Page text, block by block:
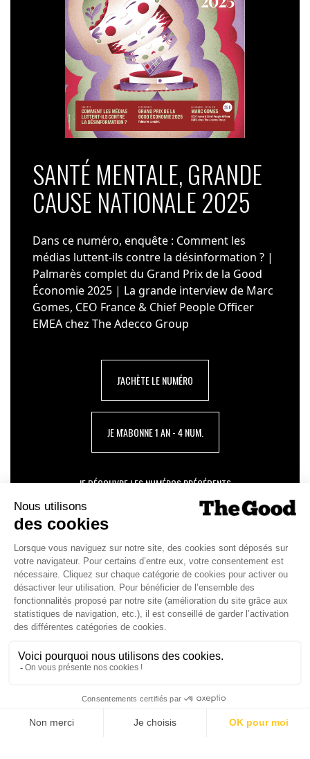
SANTÉ MENTALE, GRANDE
CAUSE NATIONALE 2025
Dans ce numéro, enquête : Comment les
médias luttent-ils contre la désinformation ? |
Palmarès complet du Grand Prix de la Good
Économie 2025 | La grande interview de Marc
Gomes, CEO France & Chief People Officer
EMEA chez The Adecco Group
J'ACHÈTE LE NUMÉRO
JE M'ABONNE 1 AN - 4 NUM.
JE DÉCOUVRE LES NUMÉROS PRÉCÉDENTS
Je suis déjà abonné(e) :
version digitale
SUIVEZ-NOUS